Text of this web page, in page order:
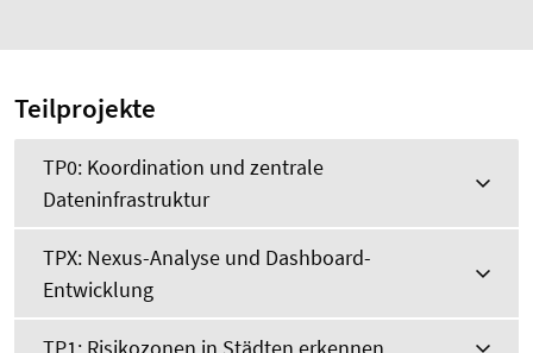
Teilprojekte
TP0: Koordination und zentrale
Dateninfrastruktur
TPX: Nexus-Analyse und Dashboard-
Entwicklung